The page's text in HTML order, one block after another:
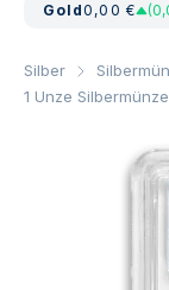
Gold0,00 €
Silber
1 Unze